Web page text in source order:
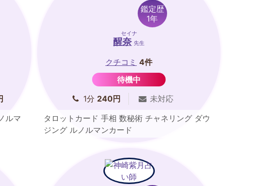
ルマ
鑑定歴
1年
セイナ
醒奈 先生
クチコミ 4件
待機中
1分 240円
未対応
タロットカード 手相 数秘術 チャネリング ダウ
ジング ルノルマンカード